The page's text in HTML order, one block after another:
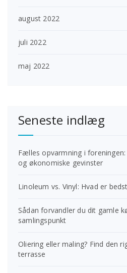
august 2022
juli 2022
maj 2022
Seneste indlæg
Fælles opvarmning i
og økonomiske gevinster
Linoleum vs. Vinyl: Hvad er
Sådan forvandler du dit gamle
samlingspunkt
Oliering eller maling? Find den
terrasse